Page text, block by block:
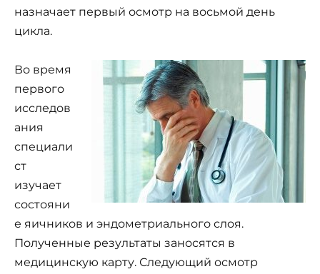
назначает первый осмотр на восьмой день
цикла.
Во время
первого
исследов
ания
специали
ст
изучает
состояни
е яичников и эндометриального слоя.
Полученные результаты заносятся в
медицинскую карту. Следующий осмотр